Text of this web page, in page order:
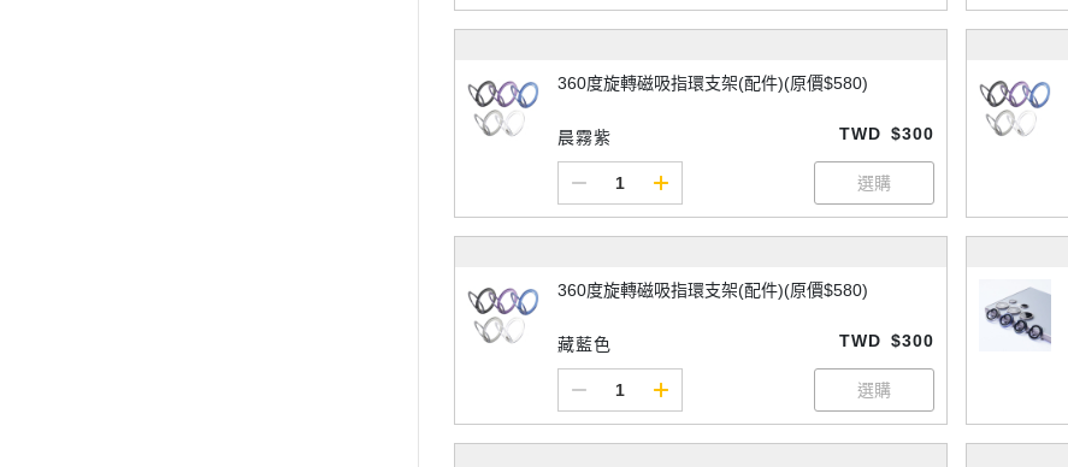
360度旋轉磁吸指環支架(配件)(原價$580)
晨霧紫 TWD $300
360度旋轉磁吸指環支架(配件)(原價$580)
藏藍色 TWD $300